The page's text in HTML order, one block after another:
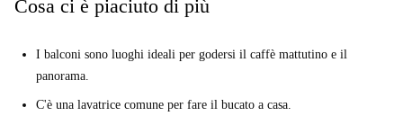
Cosa ci è piaciuto di più
I balconi sono luoghi ideali per godersi il caffè mattutino e il
panorama.
C'è una lavatrice comune per fare il bucato a casa.